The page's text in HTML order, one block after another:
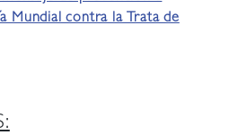
Mundial contra la Trata de